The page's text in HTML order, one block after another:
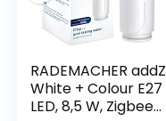
RADEMACHER addZ
White + Colour E27
LED, 8,5 W, Zigbee